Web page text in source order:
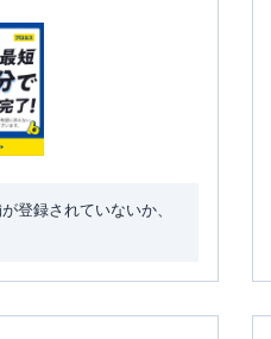
登録されていないか、